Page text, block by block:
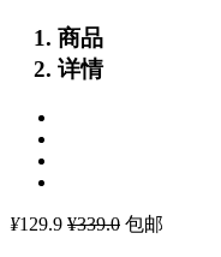
商品
详情
¥129.9 ¥339.0 包邮